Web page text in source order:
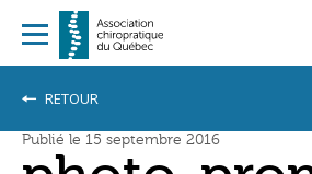
RETOUR
Publié le 15 septembre 2016